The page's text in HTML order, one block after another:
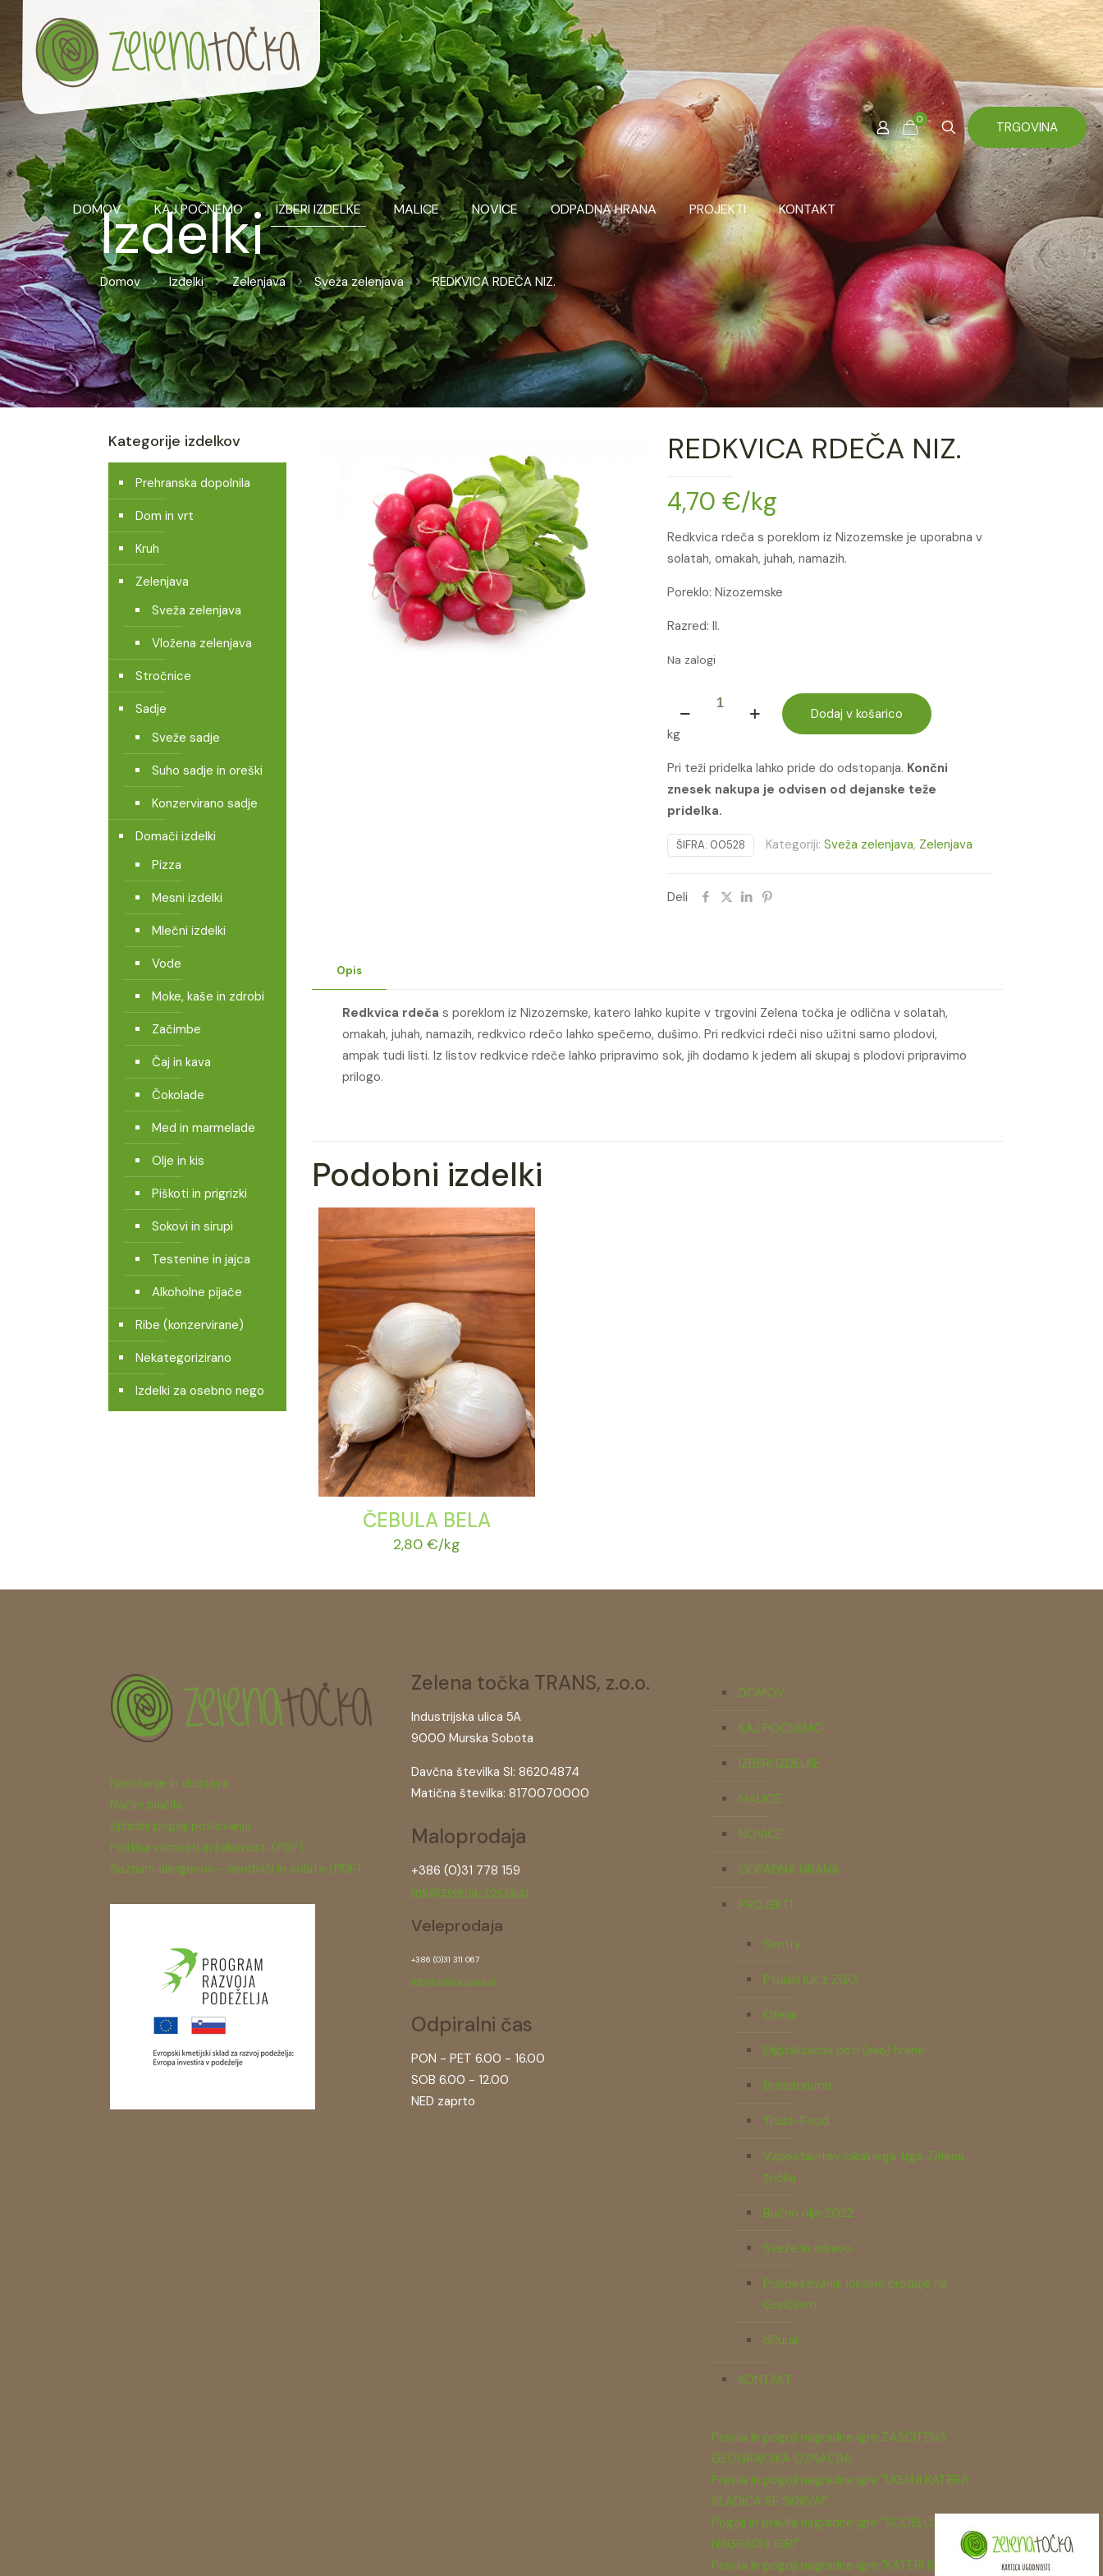
DOMOV KAJ POČNEMO IZBERI IZDELKE MALICE NOVICE ODPADNA HRANA PROJEKTI KONTAKT
0 TRGOVINA
Izdelki
Domov Izdelki Zelenjava Sveža zelenjava REDKVICA RDEČA NIZ.
REDKVICA RDEČA NIZ.
4,70 €/kg
Redkvica rdeča s poreklom iz Nizozemske je uporabna v
solatah, omakah, juhah, namazih.
Poreklo: Nizozemske
Razred: II.
Na zalogi
RDEČA
NIZ.
kg
Dodaj v košarico
Pri teži pridelka lahko pride do odstopanja. Končni
znesek nakupa je odvisen od dejanske teže
pridelka.
ŠIFRA: 00528 Kategoriji: Sveža zelenjava, Zelenjava
Deli
Opis
Redkvica rdeča s poreklom iz Nizozemske, katero lahko kupite v trgovini Zelena točka je odlična v solatah,
omakah, juhah, namazih, redkvico rdečo lahko spečemo, dušimo. Pri redkvici rdeči niso užitni samo plodovi,
ampak tudi listi. Iz listov redkvice rdeče lahko pripravimo sok, jih dodamo k jedem ali skupaj s plodovi pripravimo
prilogo.
Podobni izdelki
ČEBULA BELA
2,80 €/kg
Kategorije izdelkov
Prehranska dopolnila
Dom in vrt
Kruh
Zelenjava
Sveža zelenjava
Vložena zelenjava
Stročnice
Sadje
Sveže sadje
Suho sadje in oreški
Konzervirano sadje
Domači izdelki
Pizza
Mesni izdelki
Mlečni izdelki
Vode
Moke, kaše in zdrobi
Začimbe
Čaj in kava
Čokolade
Med in marmelade
Olje in kis
Piškoti in prigrizki
Sokovi in sirupi
Testenine in jajca
Alkoholne pijače
Ribe (konzervirane)
Nekategorizirano
Izdelki za osebno nego
Naročanje in dostava
Načini plačila
Splošni pogoji poslovanja
Politika varnosti in kakovosti (PDF)
Seznam alergenov - sendviči in solate (PDF)
Zelena točka TRANS, z.o.o.
Industrijska ulica 5A
9000 Murska Sobota
Davčna številka SI: 86204874
Matična številka: 8170070000
Maloprodaja
+386 (0)31 778 159
ms@zelena-tocka.si
Veleprodaja
+386 (0)31 311 067
info@zelena-tocka.si
Odpiralni čas
PON - PET 6.00 - 16.00
SOB 6.00 - 12.00
NED zaprto
DOMOV
KAJ POČNEMO
IZBERI IZDELKE
MALICE
NOVICE
ODPADNA HRANA
PROJEKTI
Sentry
Ptujski lük z ZGO
Ofelia
Digitalizacija poti (eko) hrane
Breadcrumb
Trust-Food
Vzpostavitev lokalnega trga Zelena
točka
Bučno olje 2022
Sveže in zdravo
Pospeševanje lokalne prodaje na
Goričkem
dRural
KONTAKT
Pravila in pogoji nagradne igre ZAŠČITENA
GEOGRAFSKA OZNAČBA
Pravila in pogoji nagradne igre "UGANI KATERA
SLADICA SE SKRIVA!"
Pogoji in pravila nagradne igre "SODELUJ V
NAGRADNI IGRI"
Pravila in pogoji nagradne igre "KATERI KOS